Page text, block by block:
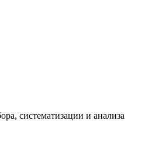
систематизации и анализа